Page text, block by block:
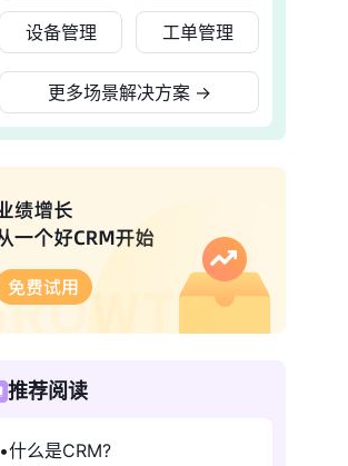
设备管理 工单管理
更多场景解决方案 →
推荐阅读
什么是CRM?